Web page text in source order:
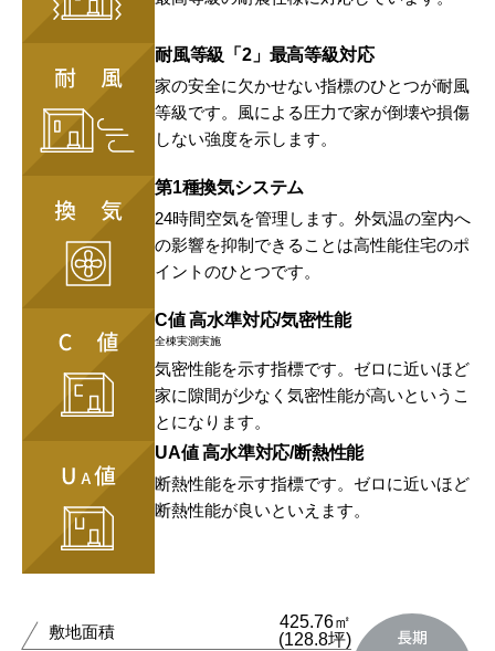
耐風等級「2」最高等級対応
家の安全に欠かせない指標のひとつが耐風
等級です。風による圧力で家が倒壊や損傷
しない強度を示します。
第1種換気システム
24時間空気を管理します。外気温の室内へ
の影響を抑制できることは高性能住宅のポ
イントのひとつです。
C値 高水準対応/気密性能
全棟実測実施
気密性能を示す指標です。ゼロに近いほど
家に隙間が少なく気密性能が高いというこ
とになります。
UA値 高水準対応/断熱性能
断熱性能を示す指標です。ゼロに近いほど
断熱性能が良いといえます。
敷地面積
425.76㎡
(128.8坪)